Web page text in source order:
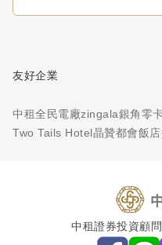
友好企業
中租全民電廠zingala銀角零
Two Tails Hotel晶贊都會飯店
中租證券投資顧